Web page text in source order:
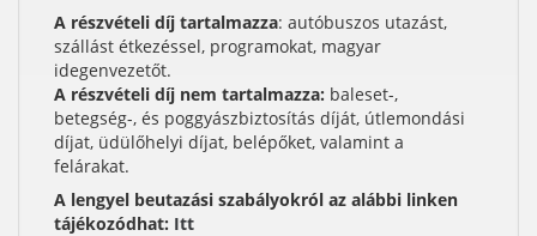
A részvételi díj tartalmazza: autóbuszos utazást,
szállást étkezéssel, programokat, magyar
idegenvezetőt.
A részvételi díj nem tartalmazza: baleset-,
betegség-, és poggyászbiztosítás díját, útlemondási
díjat, üdülőhelyi díjat, belépőket, valamint a
felárakat.
A lengyel beutazási szabályokról az alábbi linken
tájékozódhat: Itt